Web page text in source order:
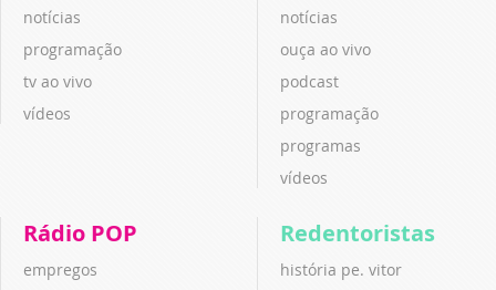
notícias
programação
tv ao vivo
vídeos
notícias
ouça ao vivo
podcast
programação
programas
vídeos
Rádio POP
empregos
Redentoristas
história pe. vitor